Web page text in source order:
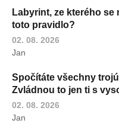
Labyrint, ze kterého
toto pravidlo?
02. 08. 2026
Jan
Spočítáte všechny
Zvládnou to jen ti s
02. 08. 2026
Jan